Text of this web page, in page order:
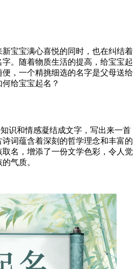
宝宝满心喜悦的同时，也在纠结着
。随着物质生活的提高，给宝宝起
，一个精挑细选的名字是父母送给
给宝宝起名？
识和情感凝结成文字，写出来一首
词蕴含着深刻的哲学理念和丰富的
名，增添了一份文学色彩，令人觉
气质。